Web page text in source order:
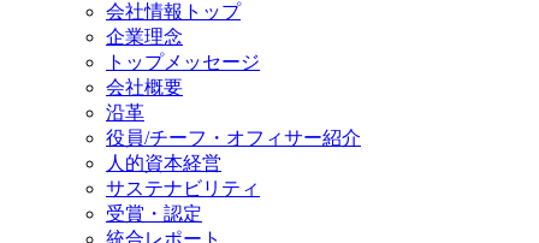
会社情報トップ
企業理念
トップメッセージ
会社概要
沿革
役員/チーフ・オフィサー紹介
人的資本経営
サステナビリティ
受賞・認定